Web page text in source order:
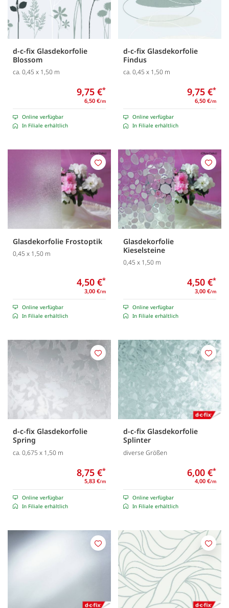
d-c-fix Glasdekorfolie
Blossom
ca. 0,45 x 1,50 m
9,75 €*
6,50 €/m
Online verfügbar
In Filiale erhältlich
d-c-fix Glasdekorfolie
Findus
ca. 0,45 x 1,50 m
9,75 €*
6,50 €/m
Online verfügbar
In Filiale erhältlich
Glasdekorfolie Frostoptik
0,45 x 1,50 m
4,50 €*
3,00 €/m
Online verfügbar
In Filiale erhältlich
Merken
Glasdekorfolie
Kieselsteine
0,45 x 1,50 m
4,50 €*
3,00 €/m
Online verfügbar
In Filiale erhältlich
d-c-fix Glasdekorfolie
Spring
ca. 0,675 x 1,50 m
8,75 €*
5,83 €/m
Online verfügbar
In Filiale erhältlich
Merken
d-c-fix Glasdekorfolie
Splinter
diverse Größen
6,00 €*
4,00 €/m
Online verfügbar
In Filiale erhältlich
Merken